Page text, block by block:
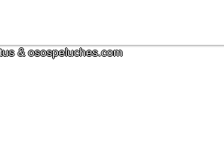
& osospeluches.com